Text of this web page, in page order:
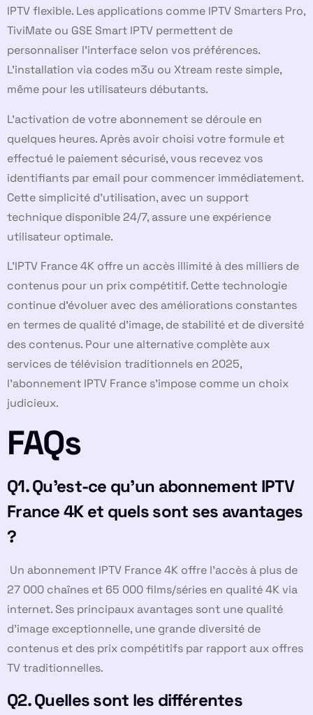
IPTV flexible. Les applications comme IPTV Smarters Pro,
TiviMate ou GSE Smart IPTV permettent de
personnaliser l’interface selon vos préférences.
L’installation via codes m3u ou Xtream reste simple,
même pour les utilisateurs débutants.
L’activation de votre abonnement se déroule en
quelques heures. Après avoir choisi votre formule et
effectué le paiement sécurisé, vous recevez vos
identifiants par email pour commencer immédiatement.
Cette simplicité d’utilisation, avec un support
technique disponible 24/7, assure une expérience
utilisateur optimale.
L’IPTV France 4K offre un accès illimité à des milliers de
contenus pour un prix compétitif. Cette technologie
continue d’évoluer avec des améliorations constantes
en termes de qualité d’image, de stabilité et de diversité
des contenus. Pour une alternative complète aux
services de télévision traditionnels en 2025,
l’abonnement IPTV France s’impose comme un choix
judicieux.
FAQs
Q1. Qu’est-ce qu’un abonnement IPTV
France 4K et quels sont ses avantages
?
Un abonnement IPTV France 4K offre l’accès à plus de
27 000 chaînes et 65 000 films/séries en qualité 4K via
internet. Ses principaux avantages sont une qualité
d’image exceptionnelle, une grande diversité de
contenus et des prix compétitifs par rapport aux offres
TV traditionnelles.
Q2. Quelles sont les différentes